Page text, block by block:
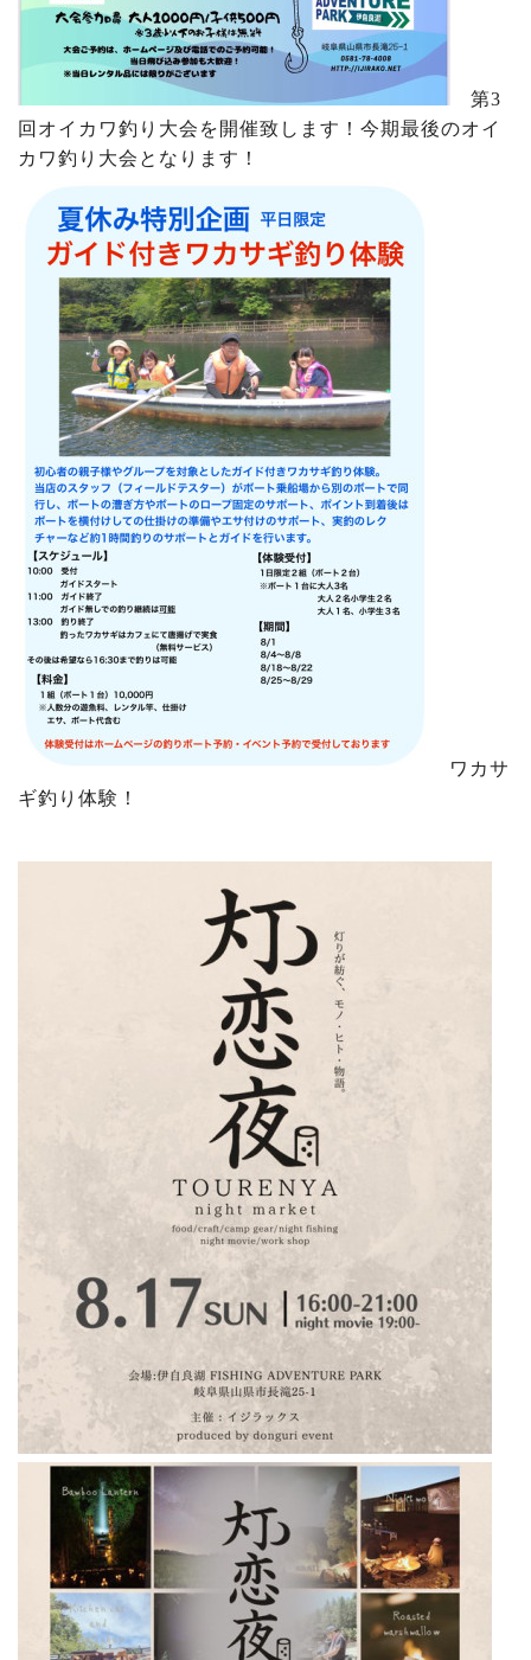
第3
回オイカワ釣り大会を開催致します！今期最後のオイ
カワ釣り大会となります！
ワカサ
ギ釣り体験！